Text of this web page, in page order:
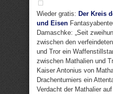
Wieder gratis: Der Kreis
und Eisen
Damaschke: „Seit
zwischen den
und Tror ein
zwischen Mathalien und
Kaiser Antonius von
Drachenturniers ein
Verdacht der Mathalier